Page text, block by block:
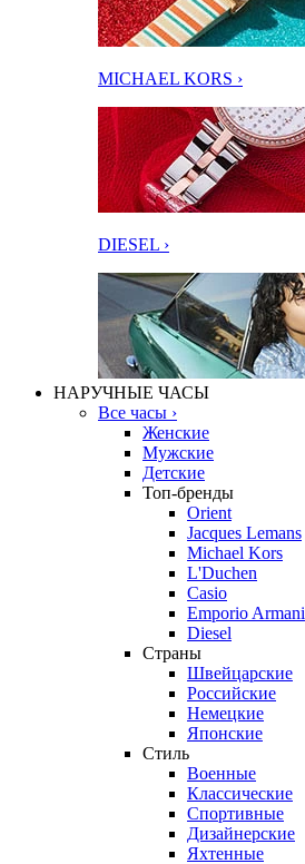
MICHAEL KORS ›
DIESEL ›
НАРУЧНЫЕ ЧАСЫ
Все часы ›
Женские
Мужские
Детские
Топ-бренды
Orient
Jacques Lemans
Michael Kors
L'Duchen
Casio
Emporio Armani
Diesel
Страны
Швейцарские
Российские
Немецкие
Японские
Стиль
Военные
Классические
Спортивные
Дизайнерские
Яхтенные